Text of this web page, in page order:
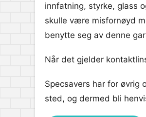
innfatning, styrke, glass
skulle være misfornøyd
benytte seg av denne
Når det gjelder
Specsavers har for øvrig
sted, og dermed bli